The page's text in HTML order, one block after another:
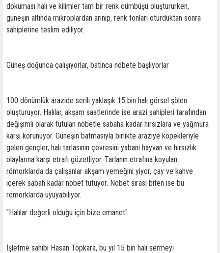
dokuması halı ve kilimler tam bir renk cümbüşü oluştururken,
güneşin altında mikroplardan arınıp, renk tonları oturduktan sonra
sahiplerine teslim ediliyor.
Güneş doğunca çalışıyorlar, batınca nöbete başlıyorlar
100 dönümlük arazide serili yaklaşık 15 bin halı görsel şölen
oluşturuyor. Halılar, akşam saatlerinde ise arazi sahipleri tarafından
değişimli olarak tutulan nöbetle sabaha kadar hırsızlara ve yağmura
karşı korunuyor. Güneşin batmasıyla birlikte araziye köpekleriyle
gelen gençler, halı tarlasının çevresini yabani hayvan ve hırsızlık
olaylarına karşı etrafı gözetliyor. Tarlanın etrafına koyulan
römorklarda da çalışanlar akşam yemeğini yiyor, çay ve kahve
içerek sabah kadar nöbet tutuyor. Nöbet sırası biten ise bu
römorklarda uyuyabiliyor.
"Halılar değerli olduğu için bize emanet"
İşletme sahibi Hasan Topkara, bu yıl 15 bin halı sermeyi